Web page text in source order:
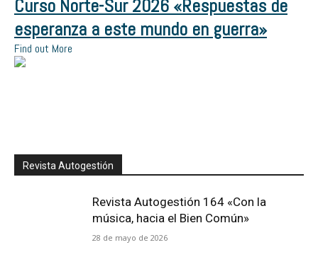
Curso Norte-Sur 2026 «Respuestas de
esperanza a este mundo en guerra»
Find out More
Revista Autogestión
Revista Autogestión 164 «Con la
música, hacia el Bien Común»
28 de mayo de 2026